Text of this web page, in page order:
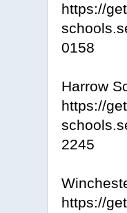
https://
0158
Harrow
https://
2245
https://